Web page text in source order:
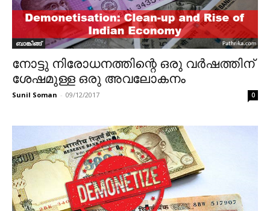
ബാങ്കിങ്ങ്
നോട്ടു നിരോധനത്തിന്റെ ഒരു വർഷത്തിന്
ശേഷമുള്ള ഒരു അവലോകനം
Sunil Soman - 09/12/2017 0